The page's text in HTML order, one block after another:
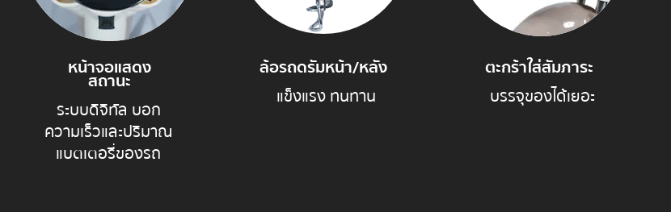
หน้าจอแสดง
สถานะ
ระบบดิจิทัล บอก
ความเร็วและปริมาณ
แบตเตอรี่ของรถ
ล้อรถดรัมหน้า/หลัง
แข็งแรง ทนทาน
ตะกร้าใส่สัมภาระ
บรรจุของได้เยอะ